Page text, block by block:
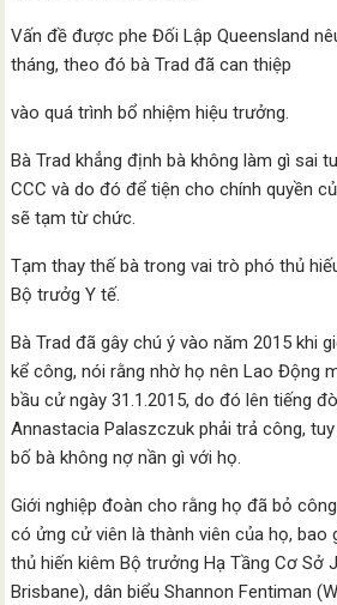
Vấn đề được phe Đối Lập Queensland
tháng, theo đó bà Trad đã can thiệp
vào quá trình bổ nhiệm hiệu trưởng.
Bà Trad khẳng định bà không làm gì sai
CCC và do đó để tiện cho chính quyền
sẽ tạm từ chức.
Tạm thay thế bà trong vai trò phó thủ
Bộ trưởg Y tế.
Bà Trad đã gây chú ý vào năm 2015 khi
kể công, nói rằng nhờ họ nên Lao Động
bầu cử ngày 31.1.2015, do đó lên tiếng
Annastacia Palaszczuk phải trả công,
bố bà không nợ nần gì với họ.
Giới nghiệp đoàn cho rằng họ đã bỏ
có ửng cử viên là thành viên của họ, bao
thủ hiến kiêm Bộ trưởng Hạ Tầng Cơ Sở
Brisbane), dân biểu Shannon Fentiman